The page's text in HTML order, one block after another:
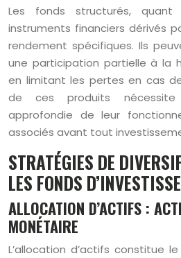
Les fonds structurés,
instruments financiers dérivés
rendement spécifiques. Ils
une participation partielle à la
en limitant les pertes en cas
de ces produits nécessite
approfondie de leur
associés avant tout
STRATÉGIES DE
LES FONDS
ALLOCATION D’ACTIFS :
MONÉTAIRE
L’allocation d’actifs constitue